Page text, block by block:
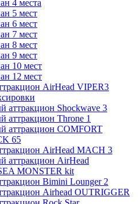
4 места
5 мест
6 мест
7 мест
8 мест
9 мест
10 мест
12 мест
AirHead VIPER3
аттракцион Shockwave 3
аттракцион Throne 1
аттракцион COMFORT
65
AirHead MACH 3
аттракцион AirHead
MONSTER kit
Bimini Lounger 2
Airhead OUTRIGGER